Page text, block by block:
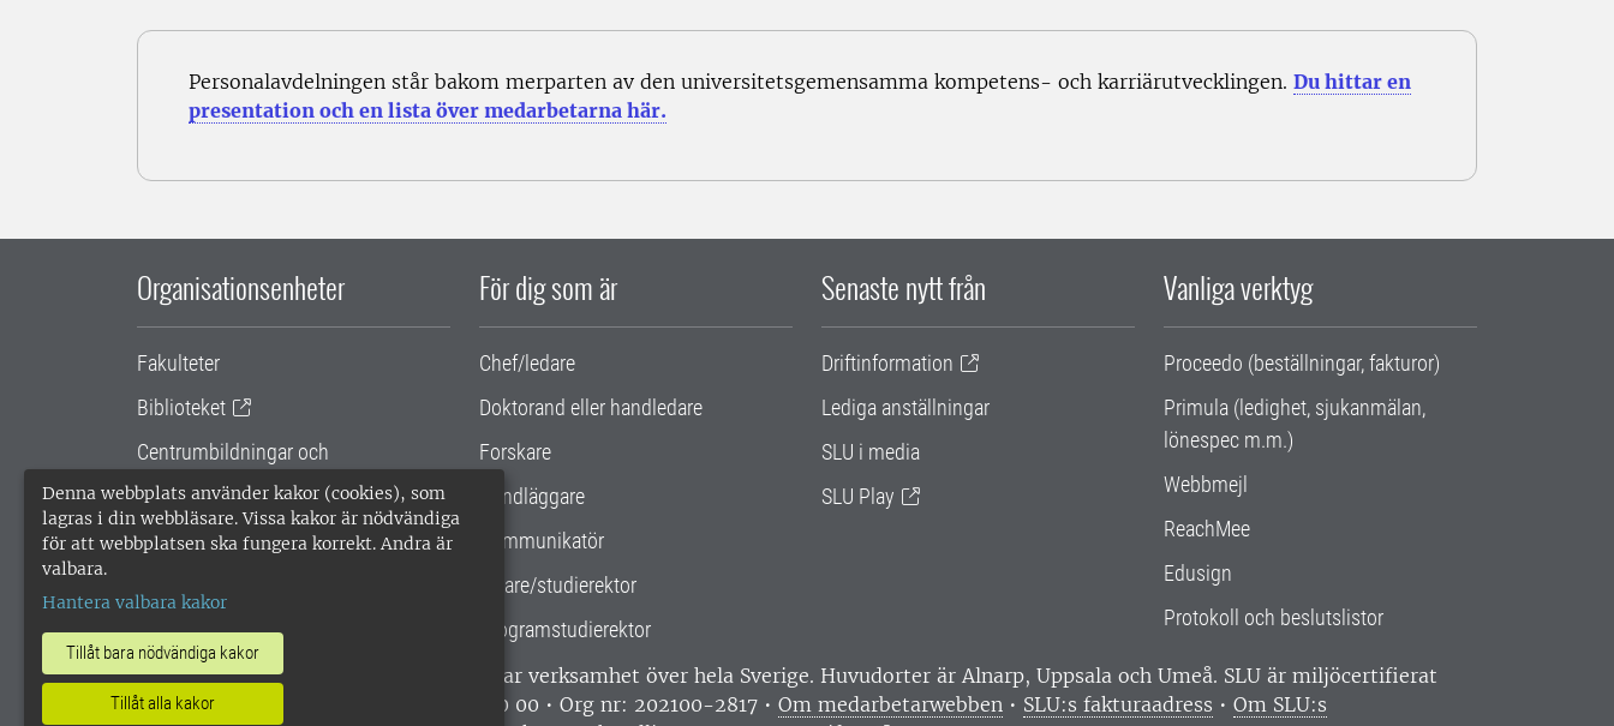
Denna webbplats använder kakor (cookies), som
lagras i din webbläsare. Vissa kakor är nödvändiga
för att webbplatsen ska fungera korrekt. Andra är
valbara.
Hantera valbara kakor
Tillåt bara nödvändiga kakor
Tillåt alla kakor
Personalavdelningen står bakom merparten av den universitetsgemensamma kompetens- och karriärutvecklingen. Du hittar en
presentation och en lista över medarbetarna här.
Organisationsenheter
Fakulteter
Biblioteket
Centrumbildningar och
samarbetsprojekt
Gemensamma verksamhetsstödet
För dig som är
Chef/ledare
Doktorand eller handledare
Forskare
Handläggare
Kommunikatör
Lärare/studierektor
Programstudierektor
Senaste nytt från
Driftinformation
Lediga anställningar
SLU i media
SLU Play
Vanliga verktyg
Proceedo (beställningar, fakturor)
Primula (ledighet, sjukanmälan,
lönespec m.m.)
Webbmejl
ReachMee
Edusign
Protokoll och beslutslistor
SLU, Sveriges lantbruksuniversitet, har verksamhet över hela Sverige. Huvudorter är Alnarp, Uppsala och Umeå. SLU är miljöcertifierat
enligt ISO 14001. •
Telefon: 018-67 10 00 • Org nr: 202100-2817 • Om medarbetarwebben • SLU:s fakturaadress • Om SLU:s